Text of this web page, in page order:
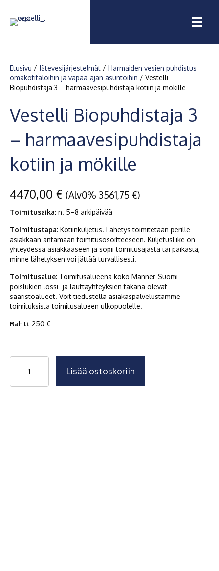
Etusivu / Jätevesijärjestelmät / Harmaiden vesien puhdistus
omakotitaloihin ja vapaa-ajan asuntoihin / Vestelli
Biopuhdistaja 3 – harmaavesipuhdistaja kotiin ja mökille
Vestelli Biopuhdistaja 3
– harmaavesipuhdistaja
kotiin ja mökille
4470,00 € (Alv0% 3561,75 €)
Toimitusaika: n. 5–8 arkipäivää
Toimitustapa: Kotiinkuljetus. Lähetys toimitetaan perille
asiakkaan antamaan toimitusosoitteeseen. Kuljetusliike on
yhteydessä asiakkaaseen ja sopii toimitusajasta tai paikasta,
minne lähetyksen voi jättää turvallisesti.
Toimitusalue: Toimitusalueena koko Manner-Suomi
poislukien lossi- ja lauttayhteyksien takana olevat
saaristoalueet. Voit tiedustella asiakaspalvelustamme
toimituksista toimitusalueen ulkopuolelle.
Rahti: 250 €
Vestelli
Biopuhdistaja
Lisää ostoskoriin